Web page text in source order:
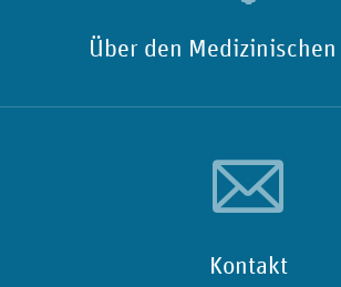
Über den
Kontakt